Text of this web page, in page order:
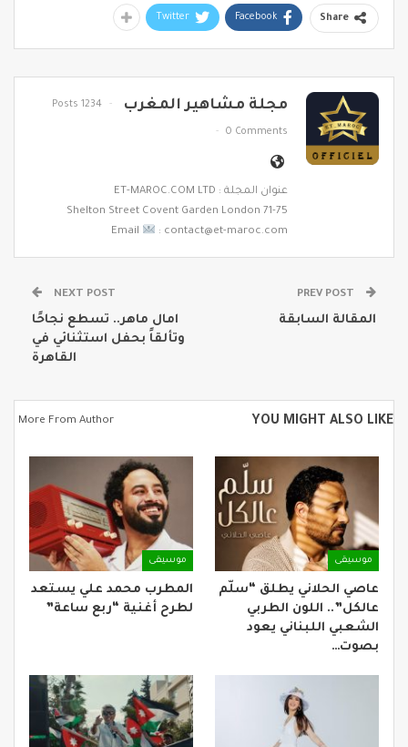
Share
Facebook
Twitter
مجلة مشاهير المغرب 1234 Posts
0 Comments
عنوان المجلة : ET-MAROC.COM LTD
71-75 Shelton Street Covent Garden London
Email
: contact@et-maroc.com
المقالة السابقة
NEXT POST
امال ماهر.. تسطع نجاحًا
وتألقاً بحفل استثنائي في
القاهرة
YOU MIGHT ALSO LIKE
More From Author
موسيقى
عاصي الحلاني يطلق “سلّم
عالكل”.. اللون الطربي
الشعبي اللبناني يعود
بصوت…
موسيقى
المطرب محمد علي يستعد
لطرح أغنية “ربع ساعة”